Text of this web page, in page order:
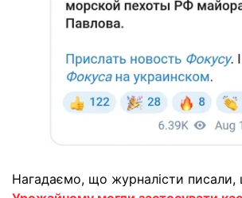
Нагадаємо, що журналісти писали,